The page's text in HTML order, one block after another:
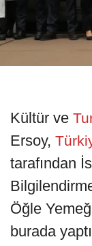
Kültür ve
Ersoy,
tarafından
Öğle
burada